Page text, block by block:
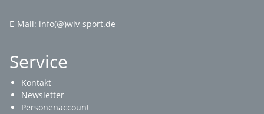
E-Mail: info(@)wlv-sport.de
Service
Kontakt
Newsletter
Personenaccount